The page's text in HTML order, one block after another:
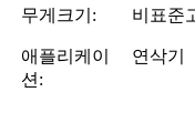
무게크기:
애플리케이
션:
비표준
연삭기